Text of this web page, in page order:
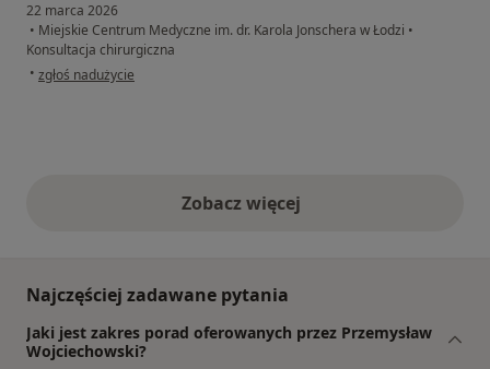
22 marca 2026
• Miejskie Centrum Medyczne im. dr. Karola Jonschera w Łodzi •
Konsultacja chirurgiczna
• w opinii użytkownika Urszula
zgłoś nadużycie
Zobacz więcejopinie powyżej
Najczęściej zadawane pytania
Jaki jest zakres porad oferowanych przez Przemysław
Wojciechowski?